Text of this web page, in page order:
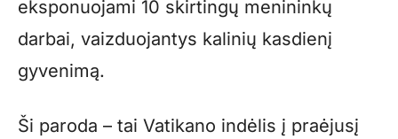
eksponuojami 10 skirtingų menininkų
darbai, vaizduojantys kalinių kasdienį
gyvenimą.
Ši paroda – tai Vatikano indėlis į praėjusį